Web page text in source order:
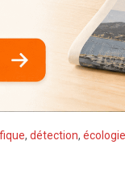
, détection, écologie